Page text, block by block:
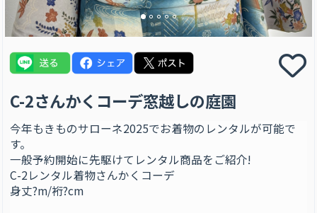
C-2さんかくコーデ窓越しの庭園
今年もきものサローネ2025でお着物のレンタルが可能で
す。
一般予約開始に先駆けてレンタル商品をご紹介!
C-2レンタル着物さんかくコーデ
身丈?m/裄?cm